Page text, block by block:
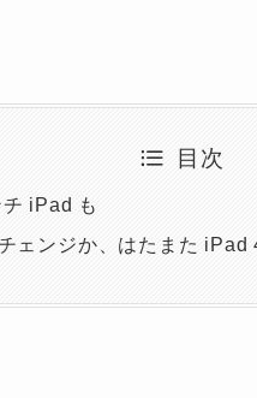
目次
iPad も
ェンジか、はたまた iPad